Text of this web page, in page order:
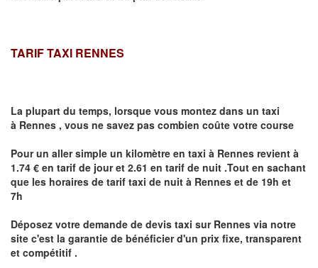
TARIF TAXI RENNES
La plupart du temps, lorsque vous montez dans un taxi
à Rennes , vous ne savez pas combien coûte votre course
Pour un aller simple un kilomètre en taxi à Rennes revient à
1.74 € en tarif de jour et 2.61 en tarif de nuit .Tout en sachant
que les horaires de tarif taxi de nuit à Rennes et de 19h et
7h
Déposez votre demande de devis taxi sur Rennes via notre
site c'est la garantie de bénéficier d'un prix fixe, transparent
et compétitif .